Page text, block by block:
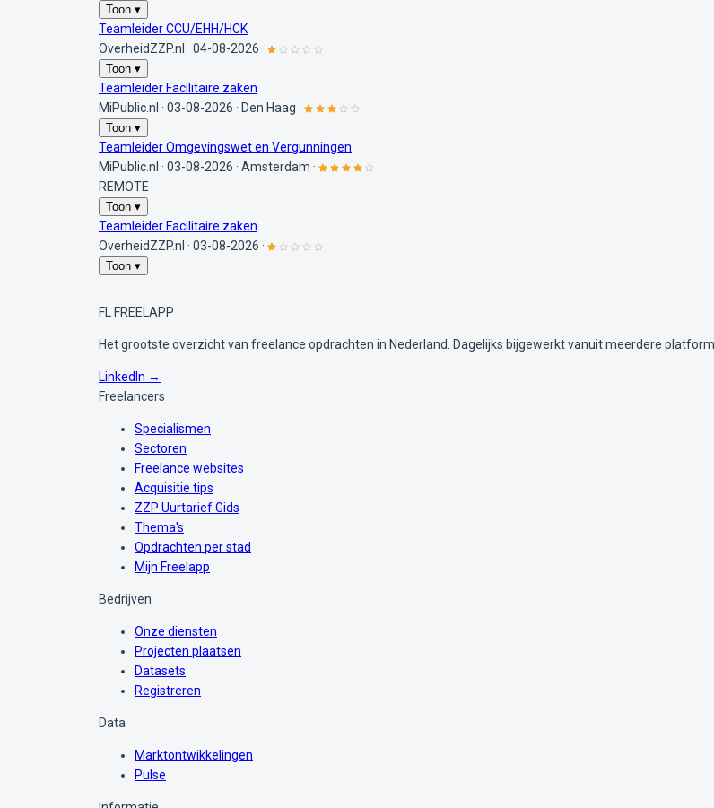
Toon ▾
Teamleider CCU/EHH/HCK
OverheidZZP.nl · 04-08-2026 ·
Toon ▾
Teamleider Facilitaire zaken
MiPublic.nl · 03-08-2026 · Den Haag ·
Toon ▾
Teamleider Omgevingswet en Vergunningen
MiPublic.nl · 03-08-2026 · Amsterdam ·
REMOTE
Toon ▾
Teamleider Facilitaire zaken
OverheidZZP.nl · 03-08-2026 ·
Toon ▾
FL FREELAPP
Het grootste overzicht van freelance opdrachten in Nederland. Dagelijks bijgewerkt vanuit meerdere
LinkedIn →
Freelancers
Specialismen
Sectoren
Freelance websites
Acquisitie tips
ZZP Uurtarief Gids
Thema's
Opdrachten per stad
Mijn Freelapp
Bedrijven
Onze diensten
Projecten plaatsen
Datasets
Registreren
Data
Marktontwikkelingen
Pulse